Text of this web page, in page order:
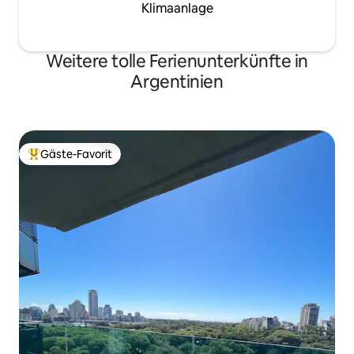
Klimaanlage
Weitere tolle Ferienunterkünfte in
Argentinien
Beliebter Gäste-Favorit.
Gäste-Favorit